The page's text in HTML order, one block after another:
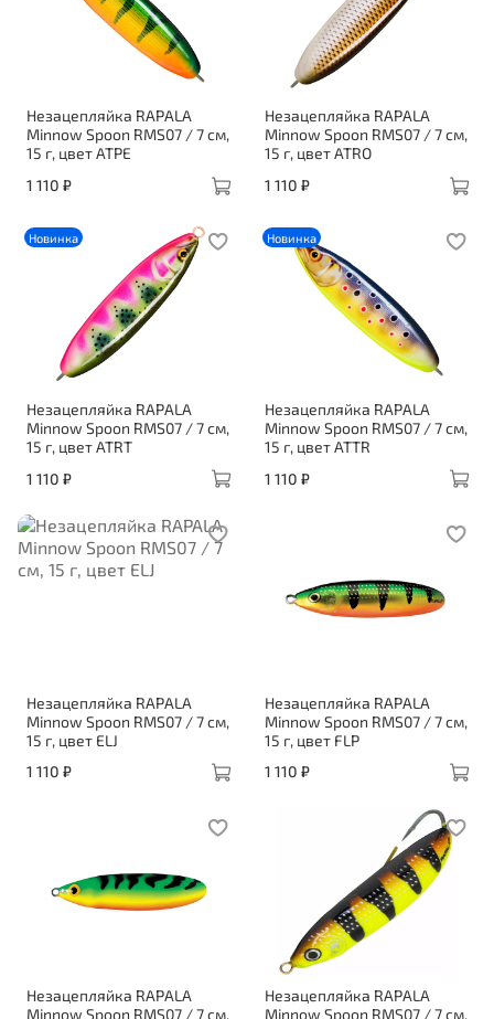
Незацепляйка RAPALA
Minnow Spoon RMS07 / 7 см,
15 г, цвет ATPE
1 110 ₽
Незацепляйка RAPALA
Minnow Spoon RMS07 / 7 см,
15 г, цвет ATRO
1 110 ₽
Новинка
Незацепляйка RAPALA
Minnow Spoon RMS07 / 7 см,
15 г, цвет ATRT
1 110 ₽
Новинка
Незацепляйка RAPALA
Minnow Spoon RMS07 / 7 см,
15 г, цвет ATTR
1 110 ₽
Незацепляйка RAPALA
Minnow Spoon RMS07 / 7 см,
15 г, цвет ELJ
1 110 ₽
Незацепляйка RAPALA
Minnow Spoon RMS07 / 7 см,
15 г, цвет FLP
1 110 ₽
Незацепляйка RAPALA
Minnow Spoon RMS07 / 7 см,
Незацепляйка RAPALA
Minnow Spoon RMS07 / 7 см,